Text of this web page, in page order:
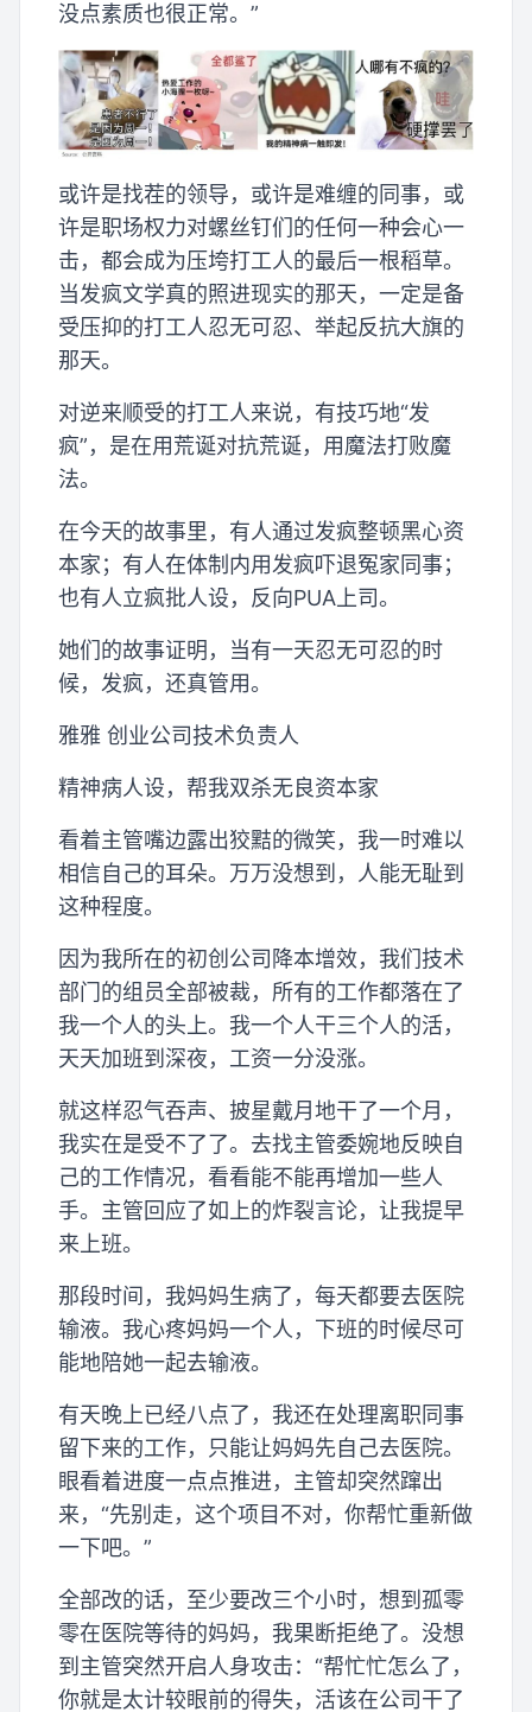
没点素质也很正常。”
或许是找茬的领导，或许是难缠的同事，或
许是职场权力对螺丝钉们的任何一种会心一
击，都会成为压垮打工人的最后一根稻草。
当发疯文学真的照进现实的那天，一定是备
受压抑的打工人忍无可忍、举起反抗大旗的
那天。
对逆来顺受的打工人来说，有技巧地“发
疯”，是在用荒诞对抗荒诞，用魔法打败魔
法。
在今天的故事里，有人通过发疯整顿黑心资
本家；有人在体制内用发疯吓退冤家同事；
也有人立疯批人设，反向PUA上司。
她们的故事证明，当有一天忍无可忍的时
候，发疯，还真管用。
雅雅 创业公司技术负责人
精神病人设，帮我双杀无良资本家
看着主管嘴边露出狡黠的微笑，我一时难以
相信自己的耳朵。万万没想到，人能无耻到
这种程度。
因为我所在的初创公司降本增效，我们技术
部门的组员全部被裁，所有的工作都落在了
我一个人的头上。我一个人干三个人的活，
天天加班到深夜，工资一分没涨。
就这样忍气吞声、披星戴月地干了一个月，
我实在是受不了了。去找主管委婉地反映自
己的工作情况，看看能不能再增加一些人
手。主管回应了如上的炸裂言论，让我提早
来上班。
那段时间，我妈妈生病了，每天都要去医院
输液。我心疼妈妈一个人，下班的时候尽可
能地陪她一起去输液。
有天晚上已经八点了，我还在处理离职同事
留下来的工作，只能让妈妈先自己去医院。
眼看着进度一点点推进，主管却突然蹿出
来，“先别走，这个项目不对，你帮忙重新做
一下吧。”
全部改的话，至少要改三个小时，想到孤零
零在医院等待的妈妈，我果断拒绝了。没想
到主管突然开启人身攻击：“帮忙忙怎么了，
你就是太计较眼前的得失，活该在公司干了